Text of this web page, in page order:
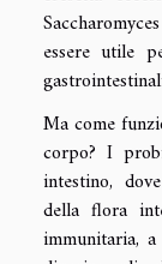
essere utile
Ma come
corpo? I
intestino,
della flora
immunitaria,